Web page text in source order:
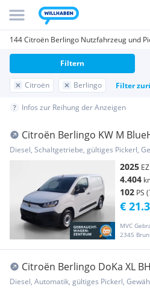
144 Citroën Berlingo Nutzfahrzeug und
Citroën Berlingo Filter
Filtern
Infos zur Reihung der Anzeigen
Citroën Berlingo KW M
Nutzl. Transporter /
Diesel, Schaltgetriebe, gültiges Pickerl,
2025 EZ
4.404
102 PS
MVC
2345
€
Citroën Berlingo DoKa XL
Transporter / Kastenwagen
Diesel, Automatik, gültiges Pickerl,